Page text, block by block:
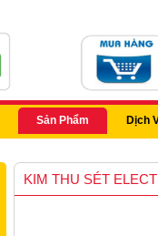
Sản Phẩm Dịch
KIM THU SÉT